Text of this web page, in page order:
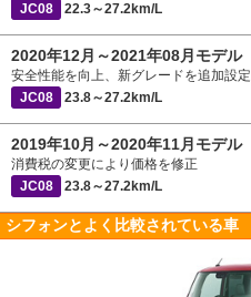
JC08
22.3～27.2km/L
2020年12月～2021年08月モデル
安全性能を向上、新グレードを追加設定
JC08
23.8～27.2km/L
2019年10月～2020年11月モデル
消費税の変更により価格を修正
JC08
23.8～27.2km/L
シフォンとよく比較されている車